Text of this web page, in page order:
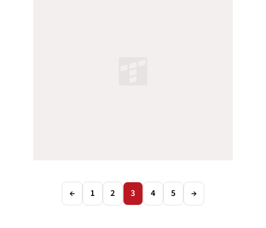
← 1 2 3 4 5 →